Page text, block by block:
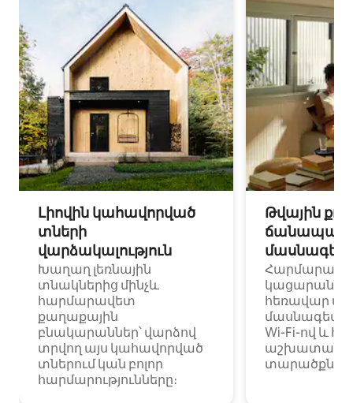
Լիովին կահավորված
տների
վարձակալություն
Խաղաղ լեռնային
տնակներից մինչև
հարմարավետ
քաղաքային
բնակարաններ՝ վարձով
տրվող այս կահավորված
տներում կան բոլոր
հարմարությունները։
Թվային
հեռավար
Wi-Fi-ով և